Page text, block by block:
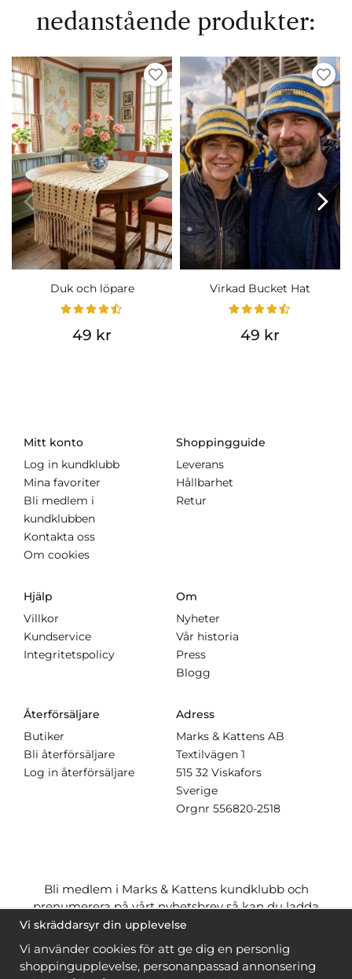
nedanstående produkter:
Duk och löpare
49 kr
Virkad Bucket Hat
49 kr
Mitt konto
Log in kundklubb
Mina favoriter
Bli medlem i
kundklubben
Kontakta oss
Om cookies
Shoppingguide
Leverans
Hållbarhet
Retur
Hjälp
Villkor
Kundservice
Integritetspolicy
Om
Nyheter
Vår historia
Press
Blogg
Återförsäljare
Butiker
Bli återförsäljare
Log in återförsäljare
Adress
Marks & Kattens AB
Textilvägen 1
515 32 Viskafors
Sverige
Orgnr 556820-2518
Bli medlem i Marks & Kattens kundklubb och
prenumerera på vårt nyhetsbrev så kan du ladda
ner många mönstergratisoch få många
när du handlar garn till mönstret. Du ser vilka som
ärgratis när du ärinloggad.
Vi skräddarsyr din upplevelse
Vi använder cookies för att ge dig en personlig
shoppingupplevelse, personanpassad annonsering